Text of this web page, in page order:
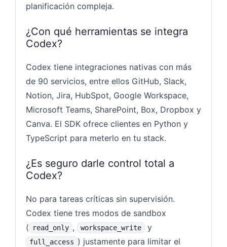
planificación compleja.
¿Con qué herramientas se integra
Codex?
Codex tiene integraciones nativas con más
de 90 servicios, entre ellos GitHub, Slack,
Notion, Jira, HubSpot, Google Workspace,
Microsoft Teams, SharePoint, Box, Dropbox y
Canva. El SDK ofrece clientes en Python y
TypeScript para meterlo en tu stack.
¿Es seguro darle control total a
Codex?
No para tareas críticas sin supervisión.
Codex tiene tres modos de sandbox
(
read_only , workspace_write y
full_access ) justamente para limitar el